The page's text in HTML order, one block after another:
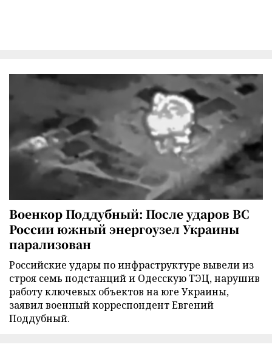
Военкор Поддубный: После ударов ВС
России южный энергоузел Украины
парализован
Российские удары по инфраструктуре вывели из
строя семь подстанций и Одесскую ТЭЦ, нарушив
работу ключевых объектов на юге Украины,
заявил военный корреспондент Евгений
Поддубный.